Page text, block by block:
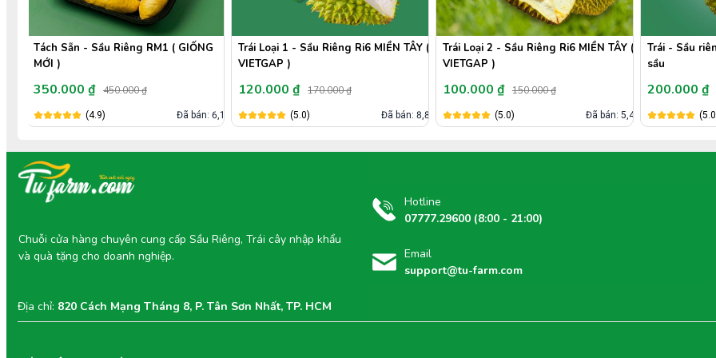
Trái Loại 1 - Sầu Riêng Ri6 MIỀN TÂY (
VIETGAP )
120.000 ₫ 170.000 ₫
(5.0) Đã bán: 8,8k
Trái Loại 2 - Sầu Riêng Ri6 MIỀN TÂY (
VIETGAP )
100.000 ₫ 150.000 ₫
(5.0) Đã bán: 5,4k
Trái - Sầu riêng Musang King - Khui
sầu
200.000 ₫ 300.000 ₫
(5.0) Đã bán: 802
Trái Khui sầu
ĐÔNG (
120.000 ₫
Hotline
07777.29600 (8:00 - 21:00)
Email
support@tu-farm.com
Chuỗi cửa hàng chuyên cung cấp Sầu Riêng, Trái cây nhập khẩu
và quà tặng cho doanh nghiệp.
Địa chỉ: 820 Cách Mạng Tháng 8, P. Tân Sơn Nhất, TP. HCM